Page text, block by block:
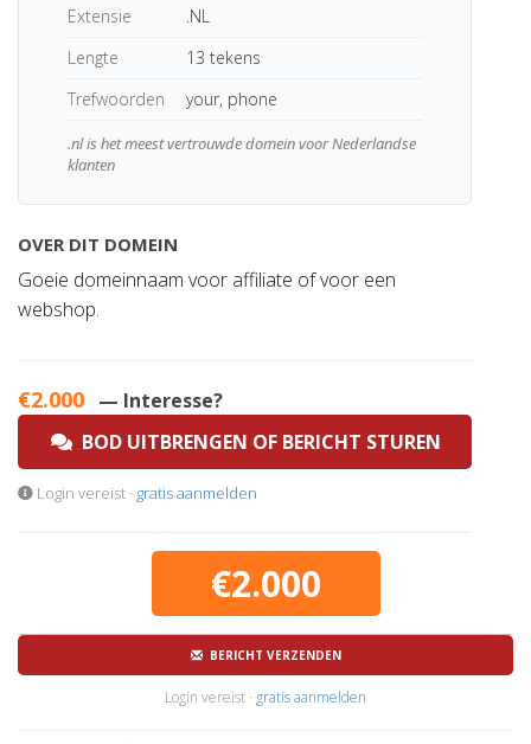
Extensie
.NL
Lengte
13 tekens
Trefwoorden
your, phone
.nl is het meest vertrouwde domein voor Nederlandse
klanten
OVER DIT DOMEIN
Goeie domeinnaam voor affiliate of voor een
webshop.
€2.000 — Interesse?
BOD UITBRENGEN OF BERICHT STUREN
Login vereist · gratis aanmelden
€2.000
BERICHT VERZENDEN
Login vereist · gratis aanmelden